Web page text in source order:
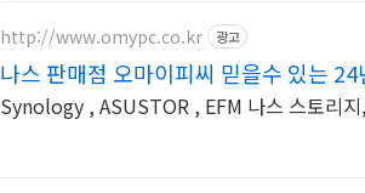
http://www.omypc.co.kr 광고
나스 판매점 오마이피씨 믿을수 있는 24
Synology , ASUSTOR , EFM 나스 스토리